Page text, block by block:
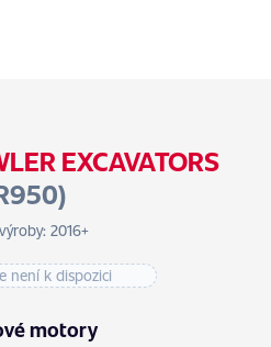
EXCAVATORS
2016+
není k dispozici
motory